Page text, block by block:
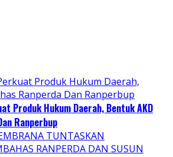
Produk Hukum Daerah, Bentuk AKD
Ranperbup